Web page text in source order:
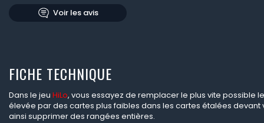
Voir les avis
FICHE TECHNIQUE
Dans le jeu HiLo, vous essayez de remplacer le plus vite possible
élevée par des cartes plus faibles dans les cartes étalées devant
ainsi supprimer des rangées entières.